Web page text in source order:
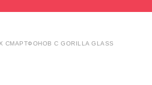
СМАРТФОНОВ С GORILLA GLASS